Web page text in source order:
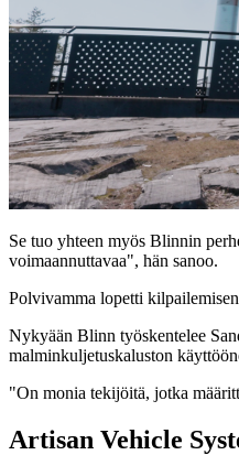
Se tuo yhteen myös Blinnin
voimaannuttavaa", hän sanoo.
Polvivamma lopetti
Nykyään Blinn työskentelee
malminkuljetuskaluston
"On monia tekijöitä, jotka
Artisan Vehicle